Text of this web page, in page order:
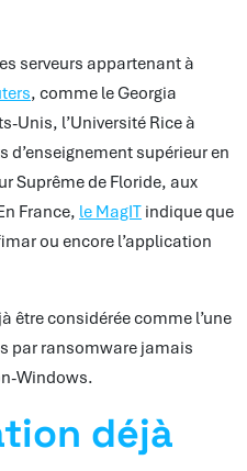
serveurs appartenant à
, comme le Georgia
Unis, l’Université Rice à
supérieur en
Suprême de Floride, aux
France, le MagIT indique que
ou encore l’application
être considérée comme l’une
par ransomware jamais
Windows.
déjà